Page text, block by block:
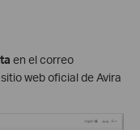
en el correo
web oficial de Avira